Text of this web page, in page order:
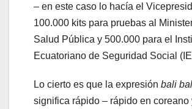
– en este caso lo hacía el
100.000 kits para pruebas al
Salud Pública y 500.000 para el
Ecuatoriano de Seguridad Social
Lo cierto es que la expresión bali
significa rápido – rápido en coreano